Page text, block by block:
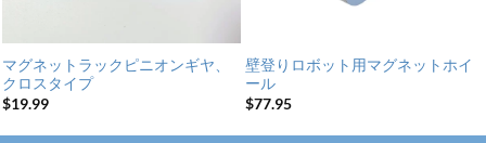
マグネットラックピニオンギヤ、
クロスタイプ
$19.99
壁登りロボット用マグネットホイ
ール
$77.95